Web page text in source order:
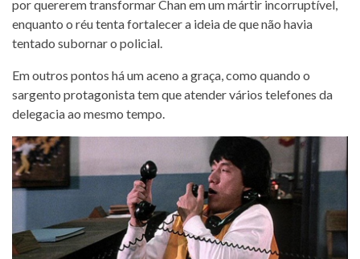
por quererem transformar Chan em um mártir incorruptível,
enquanto o réu tenta fortalecer a ideia de que não havia
tentado subornar o policial.
Em outros pontos há um aceno a graça, como quando o
sargento protagonista tem que atender vários telefones da
delegacia ao mesmo tempo.